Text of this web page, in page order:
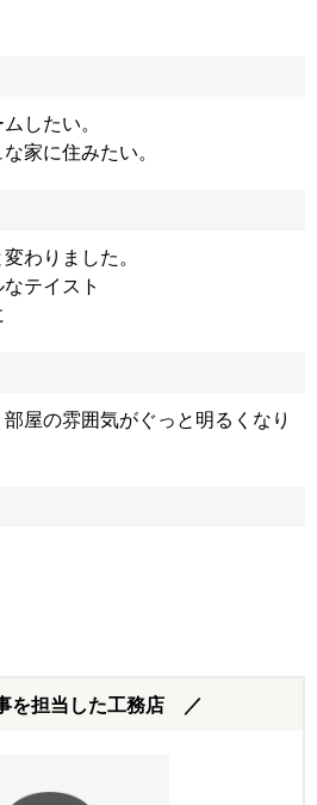
したい。
家に住みたい。
わりました。
テイスト
屋の雰囲気がぐっと明るくなり
を担当した工務店 ／